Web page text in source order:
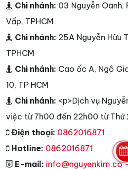
Chi nhánh: 03 Nguyễn Oanh,
Vấp, TPHCM
Chi nhánh: 25A Nguyễn Hữu
TPHCM
Chi nhánh: Cao ốc A, Ngô
10, TP HCM
Chi nhánh: <p>Dịch vụ
việc từ 7h00 đến 22h00 từ Thứ
Điện thoại: 0862016871
Hotline: 0862016871
E-mail: info@nguyenkim.co